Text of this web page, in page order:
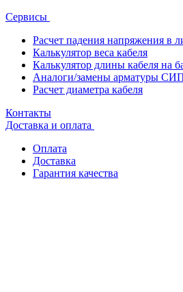
Сервисы
Расчет падения напряжения в
Калькулятор веса кабеля
Калькулятор длины кабеля на
Аналоги/замены арматуры
Расчет диаметра кабеля
Контакты
Доставка и оплата
Оплата
Доставка
Гарантия качества